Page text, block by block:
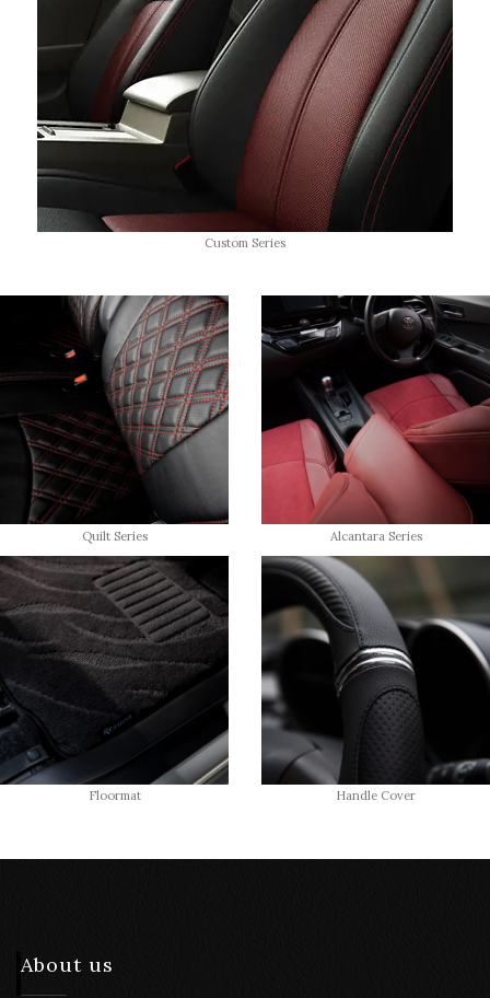
Custom Series
Quilt Series Alcantara Series
Floormat Handle Cover
About us